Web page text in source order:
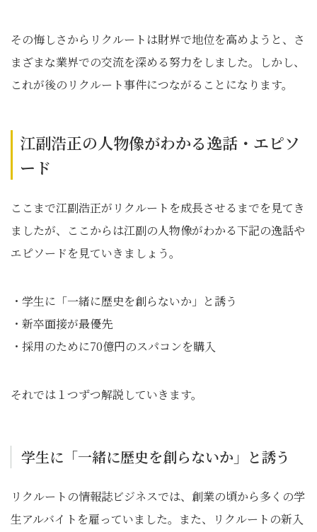
その悔しさからリクルートは財界で地位を高めようと、さ
まざまな業界での交流を深める努力をしました。しかし、
これが後のリクルート事件につながることになります。
江副浩正の人物像がわかる逸話・エピソ
ード
ここまで江副浩正がリクルートを成長させるまでを見てき
ましたが、ここからは江副の人物像がわかる下記の逸話や
エピソードを見ていきましょう。
・学生に「一緒に歴史を創らないか」と誘う
・新卒面接が最優先
・採用のために70億円のスパコンを購入
それでは１つずつ解説していきます。
学生に「一緒に歴史を創らないか」と誘う
リクルートの情報誌ビジネスでは、創業の頃から多くの学
生アルバイトを雇っていました。また、リクルートの新入